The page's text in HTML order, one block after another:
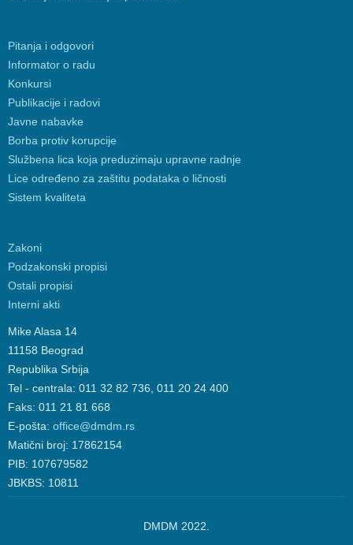
Pitanja i odgovori
Informator o radu
Konkursi
Publikacije i radovi
Javne nabavke
Borba protiv korupcije
Službena lica koja preduzimaju upravne radnje
Lice određeno za zaštitu podataka o ličnosti
Sistem kvaliteta
Zakoni
Podzakonski propisi
Ostali propisi
Interni akti
Mike Alasa 14
11158 Beograd
Republika Srbija
Tel - centrala: 011 32 82 736, 011 20 24 400
Faks: 011 21 81 668
E-pošta: office@dmdm.rs
Matični broj: 17862154
PIB: 107679582
JBKBS: 10811
DMDM 2022.